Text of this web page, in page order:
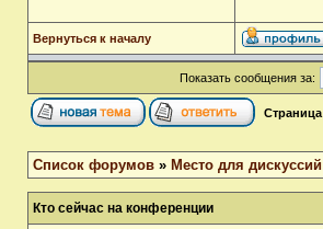
Вернуться к началу
Показать сообщения за:
Страница
Список форумов » Место для дискуссий
Кто сейчас на конференции